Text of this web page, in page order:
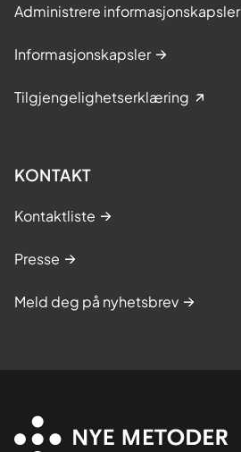
Administrere informasjonskapsler
Informasjonskapsler
Tilgjengelighetserklæring
KONTAKT
Kontaktliste
Presse
Meld deg på nyhetsbrev